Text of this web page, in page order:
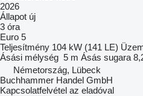
2026
Állapot új
3 óra
Euro 5
Teljesítmény 104 kW (141 LE)
Ásási mélység 5 m Ásás sugara
Németország, Lübeck
Buchhammer Handel GmbH
Kapcsolatfelvétel az eladóval